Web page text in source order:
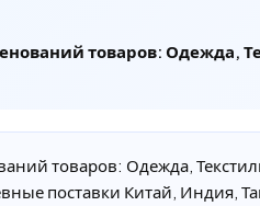
товаров: Одежда,
поставки Китай, Индия,
товаров: Одежда,